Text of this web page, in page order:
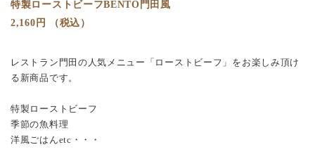
特製ローストビーフBENTO門田風
2,160円 （税込）
レストラン門田の人気メニュー「ローストビーフ」をお楽しみ頂け
る新商品です。
特製ローストビーフ
季節の魚料理
洋風ごはんetc ・・・